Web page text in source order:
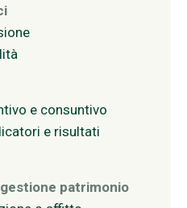
e consuntivo
e risultati
patrimonio